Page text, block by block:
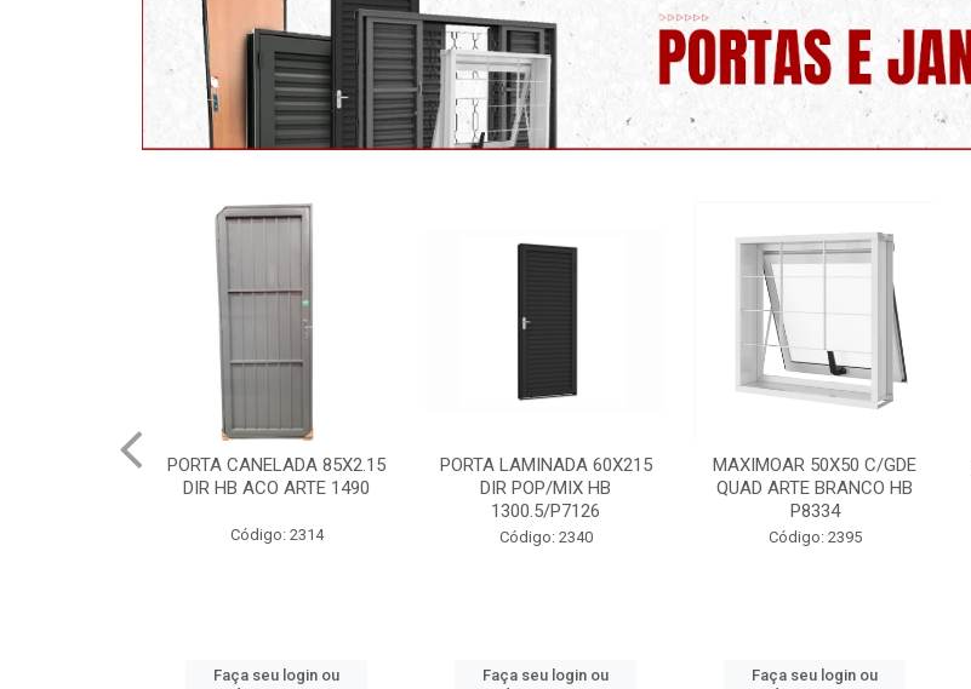
PORTA LAMINADA 60X215
DIR POP/MIX HB
Código: 2340
Faça seu login ou
MAXIMOAR 50X50 C/GDE
QUAD ARTE BRANCO HB
P8334
Código: 2395
Faça seu login ou
VENEZIANA ALUM BRANCO
3F C/GDE 100X150 HB
VNAG153/4778
Código: 2233 B
Faça seu login ou